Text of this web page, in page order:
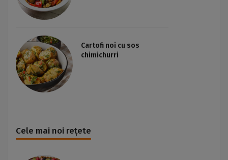
Cartofi noi cu sos
chimichurri
Cele mai noi rețete